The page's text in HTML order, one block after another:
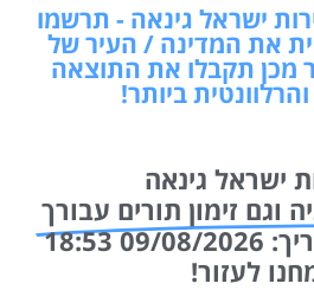
ישראל גינאה - תרשמו
את המדינה / העיר של
מכן תקבלו את התוצאה
ביותר!
ישראל גינאה
וגם זימון תורים עבורך
המידע נכון לתאריך: 09/08/2026 18:53
לעזור!